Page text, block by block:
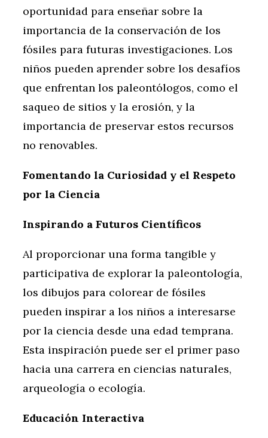
oportunidad para enseñar sobre la
importancia de la conservación de los
fósiles para futuras investigaciones. Los
niños pueden aprender sobre los desafíos
que enfrentan los paleontólogos, como el
saqueo de sitios y la erosión, y la
importancia de preservar estos recursos
no renovables.
Fomentando la Curiosidad y el Respeto
por la Ciencia
Inspirando a Futuros Científicos
Al proporcionar una forma tangible y
participativa de explorar la paleontología,
los dibujos para colorear de fósiles
pueden inspirar a los niños a interesarse
por la ciencia desde una edad temprana.
Esta inspiración puede ser el primer paso
hacia una carrera en ciencias naturales,
arqueología o ecología.
Educación Interactiva